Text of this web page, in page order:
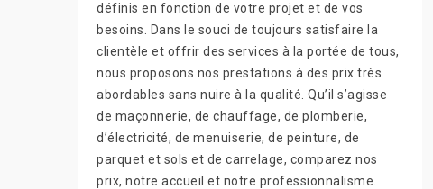
définis en fonction de votre projet et de vos
besoins. Dans le souci de toujours satisfaire la
clientèle et offrir des services à la portée de tous,
nous proposons nos prestations à des prix très
abordables sans nuire à la qualité. Qu’il s’agisse
de maçonnerie, de chauffage, de plomberie,
d’électricité, de menuiserie, de peinture, de
parquet et sols et de carrelage, comparez nos
prix, notre accueil et notre professionnalisme.